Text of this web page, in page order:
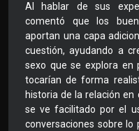
Al hablar de sus
comentó que los
aportan una capa
cuestión, ayudando a
sexo que se explora en
tocarían de forma
historia de la relación en
se ve facilitado por el
conversaciones sobre lo